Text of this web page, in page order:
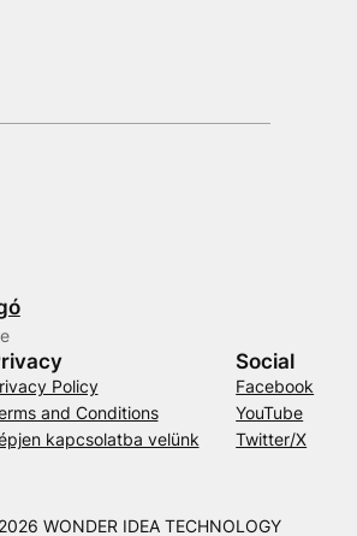
Policy
and Conditions
kapcsolatba velünk
Social
Facebook
YouTube
Twitter/X
WONDER IDEA TECHNOLOGY